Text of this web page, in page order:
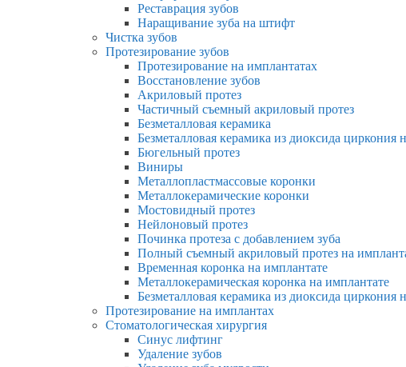
Реставрация зубов
Наращивание зуба на штифт
Чистка зубов
Протезирование зубов
Протезирование на имплантатах
Восстановление зубов
Акриловый протез
Частичный съемный акриловый протез
Безметалловая керамика
Безметалловая керамика из диоксида циркония
Бюгельный протез
Виниры
Металлопластмассовые коронки
Металлокерамические коронки
Мостовидный протез
Нейлоновый протез
Починка протеза с добавлением зуба
Полный съемный акриловый протез на
Временная коронка на имплантате
Металлокерамическая коронка на имплантате
Безметалловая керамика из диоксида циркония
Протезирование на имплантах
Стоматологическая хирургия
Синус лифтинг
Удаление зубов